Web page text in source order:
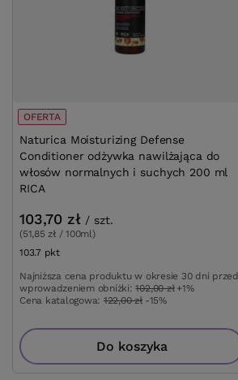
OFERTA
Naturica Moisturizing Defense
Conditioner odżywka nawilżająca do
włosów normalnych i suchych 200 ml
RICA
103,70 zł / szt.
(51,85 zł / 100ml)
103.7 pktpunktów
Najniższa cena produktu w okresie 30 dni przed
wprowadzeniem obniżki:102,00 zł +1%
Cena katalogowa: 122,00 zł -15%
Do koszyka